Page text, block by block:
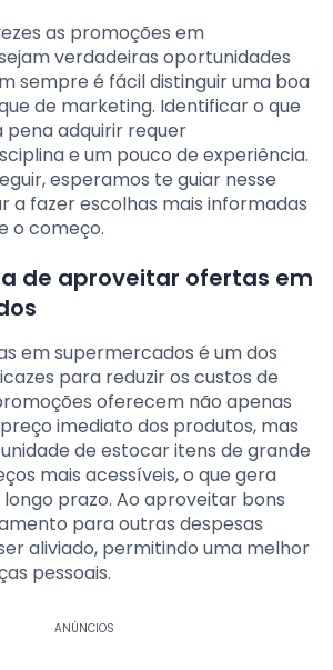
as promoções em
verdadeiras oportunidades
sempre é fácil distinguir uma boa
de marketing. Identificar o que
adquirir requer
e um pouco de experiência.
esperamos te guiar nesse
a fazer escolhas mais informadas
o começo.
de aproveitar ofertas em
em supermercados é um dos
para reduzir os custos de
oferecem não apenas
imediato dos produtos, mas
de estocar itens de grande
mais acessíveis, o que gera
prazo. Ao aproveitar bons
para outras despesas
aliviado, permitindo uma melhor
pessoais.
ANÚNCIOS